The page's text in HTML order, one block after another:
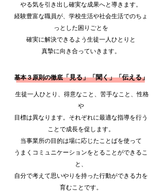
やる気を引き出し確実な成果へと導きます。
経験豊富な職員が、 学校生活や社会生活でのちょ
っとした困り ごとを
確実に解決できるよう生徒一人ひとりと
真摯に向き合っていきます。
​​基本３原則の徹底「見る」「聞く」「伝える」
生徒一人ひとり、得意なこと、苦手なこと、性格
や
目標は異なります。それぞれに最適な指導を行う
ことで成長を促します。
当事業所の目的は場に応じたことばを使って
うまく コミュニケーションをとることができるこ
と、
自分で考えて思いやりを持った行動ができる力を
育むことです。